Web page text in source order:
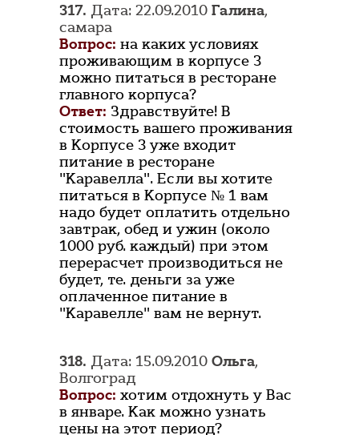
317. Дата: 22.09.2010 Галина,
самара
Вопрос: на каких условиях
проживающим в корпусе 3
можно питаться в ресторане
главного корпуса?
Ответ: Здравствуйте! В
стоимость вашего проживания
в Корпусе 3 уже входит
питание в ресторане
"Каравелла". Если вы хотите
питаться в Корпусе № 1 вам
надо будет оплатить отдельно
завтрак, обед и ужин (около
1000 руб. каждый) при этом
перерасчет производиться не
будет, те. деньги за уже
оплаченное питание в
"Каравелле" вам не вернут.
318. Дата: 15.09.2010 Ольга,
Волгоград
Вопрос: хотим отдохнуть у Вас
в январе. Как можно узнать
цены на этот период?